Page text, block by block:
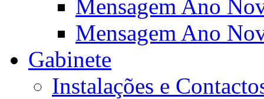
Mensagem Ano
Mensagem Ano
Gabinete
Instalações e